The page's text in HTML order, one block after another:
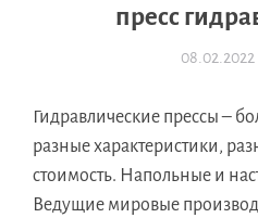
пресс
08.02.2022
Гидравлические прессы –
разные характеристики,
стоимость. Напольные и
Ведущие мировые